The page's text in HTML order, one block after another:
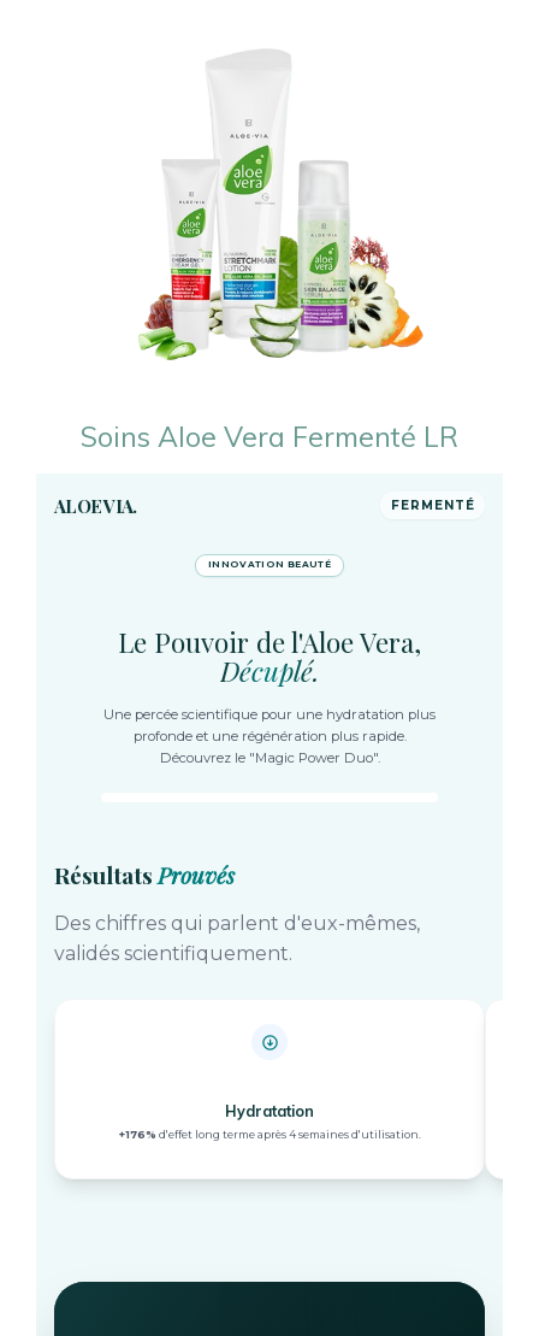
Soins Aloe Vera Fermenté LR
ALOE VIA. FERMENTÉ
INNOVATION BEAUTÉ
Le Pouvoir de l'Aloe Vera,
Décuplé.
Une percée scientifique pour une hydratation plus
profonde et une régénération plus rapide.
Découvrez le "Magic Power Duo".
EFFICACITÉ
+176% Hydratation
RésultatsProuvés
Des chiffres qui parlent d'eux-mêmes,
validés scientifiquement.
Hydratation
+176% d'effet long terme après 4 semaines d'utilisation.